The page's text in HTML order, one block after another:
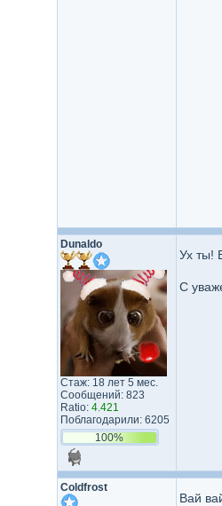
Dunaldo
Стаж: 18 лет 5 мес.
Сообщений: 823
Ratio: 4.421
Поблагодарили: 6205
100%
Ух ты!
С
Coldfrost
Вай